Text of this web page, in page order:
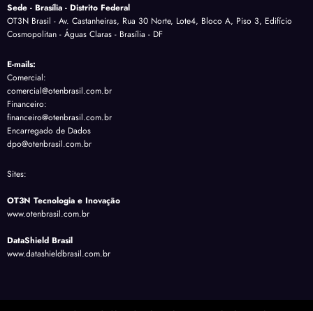
Sede - Brasília - Distrito Federal
OT3N Brasil - Av. Castanheiras, Rua 30 Norte, Lote4, Bloco A, Piso 3, Edifício
Cosmopolitan - Águas Claras - Brasília - DF
E-mails:
Comercial:
comercial@otenbrasil.com.br
Financeiro:
financeiro@otenbrasil.com.br
Encarregado de Dados
dpo@otenbrasil.com.br
Sites:
OT3N Tecnologia e Inovação
www.otenbrasil.com.br
DataShield Brasil
www.datashieldbrasil.com.br